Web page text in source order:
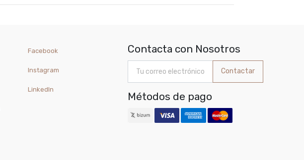
Facebook
Instagram
LinkedIn
Contacta con Nosotros
Contactar
Métodos de pago